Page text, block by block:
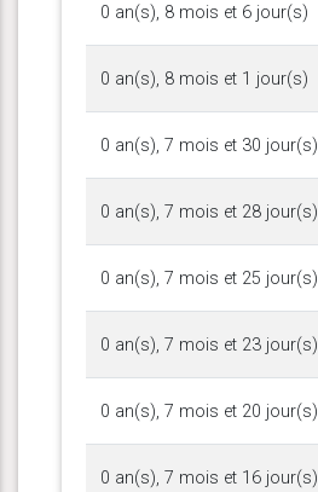
0 an(s), 8 mois et 6 jour(s)
0 an(s), 8 mois et 1 jour(s)
0 an(s), 7 mois et 30 jour(s)
0 an(s), 7 mois et 28 jour(s)
0 an(s), 7 mois et 25 jour(s)
0 an(s), 7 mois et 23 jour(s)
0 an(s), 7 mois et 20 jour(s)
0 an(s), 7 mois et 16 jour(s)